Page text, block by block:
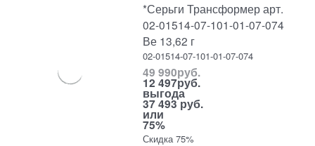
*Серьги Трансформер арт.
02-01514-07-101-01-07-074
Ве 13,62 г
02-01514-07-101-01-07-074
49 990руб.
12 497руб.
выгода
37 493 руб.
или
75%
Скидка 75%